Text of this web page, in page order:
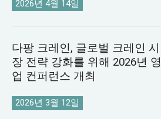
2026년 4월 14일
다팡 크레인, 글로벌 크레인 시
장 전략 강화를 위해 2026년 영
업 컨퍼런스 개최
2026년 3월 12일